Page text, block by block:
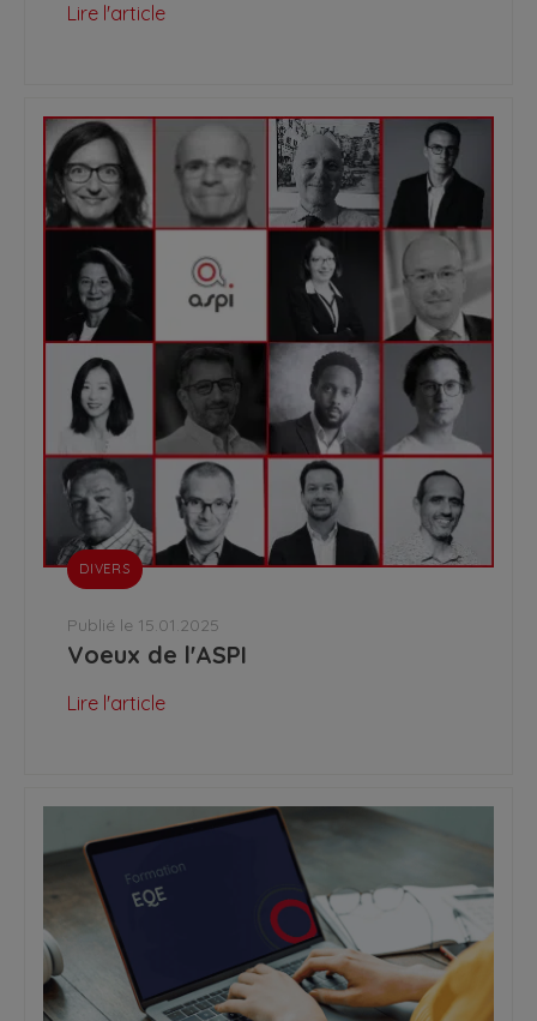
Lire l'article
DIVERS
Publié le 15.01.2025
Voeux de l'ASPI
Lire l'article